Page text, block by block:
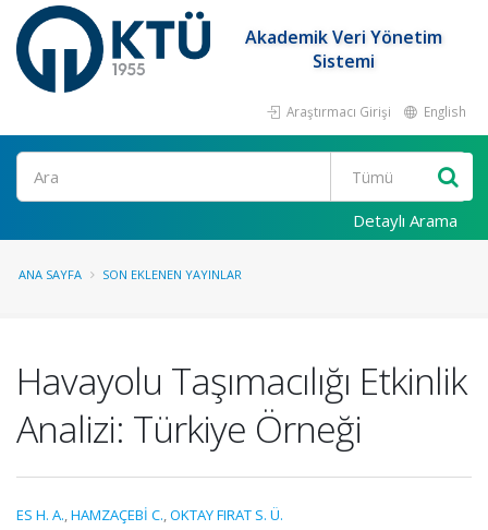
Akademik Veri Yönetim
Sistemi
Araştırmacı Girişi English
Ara
Detaylı Arama
ANA SAYFA SON EKLENEN YAYINLAR
Havayolu Taşımacılığı Etkinlik
Analizi: Türkiye Örneği
ES H. A.,HAMZAÇEBİ C.,OKTAY FIRAT S. Ü.